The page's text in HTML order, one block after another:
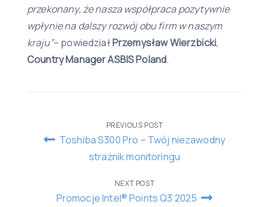
przekonany, że nasza współpraca pozytywnie
wpłynie na dalszy rozwój obu firm w naszym
kraju”– powiedziałPrzemysław Wierzbicki,
Country Manager ASBIS Poland.
Post
navigation
PREVIOUS POST
Toshiba S300 Pro – Twój niezawodny
strażnik monitoringu
NEXT POST
Promocje Intel® Points Q3 2025